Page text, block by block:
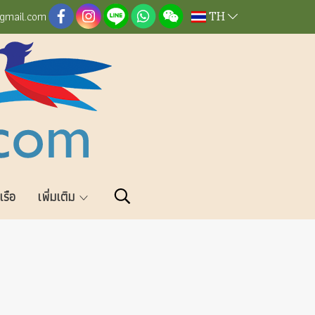
TH
อ เพิ่มเติม